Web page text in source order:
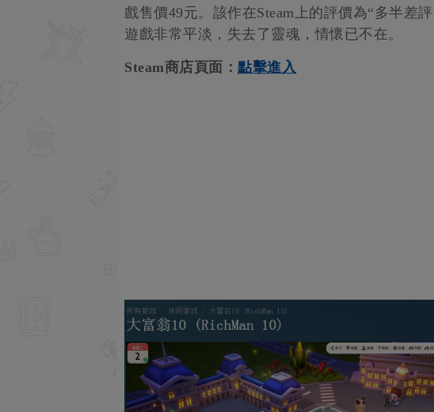
戲售價49元。該作在Steam上的評價為“多半差
遊戲非常平淡，失去了靈魂，情懷已不在。
Steam商店頁面： 點擊進入